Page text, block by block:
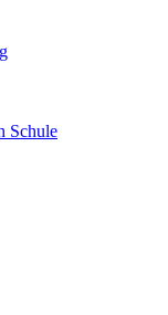
Schule